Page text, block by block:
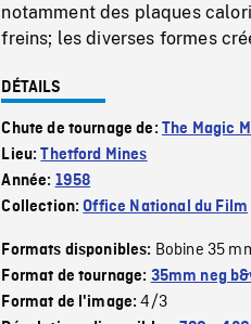
notamment des plaques
freins; les diverses formes
DÉTAILS
Chute de tournage de: The Magic
Lieu:Thetford Mines
Année: 1958
Collection:Office National du Film
Formats disponibles: Bobine 35
Format de tournage: 35mm neg
Format de l'image:4/3